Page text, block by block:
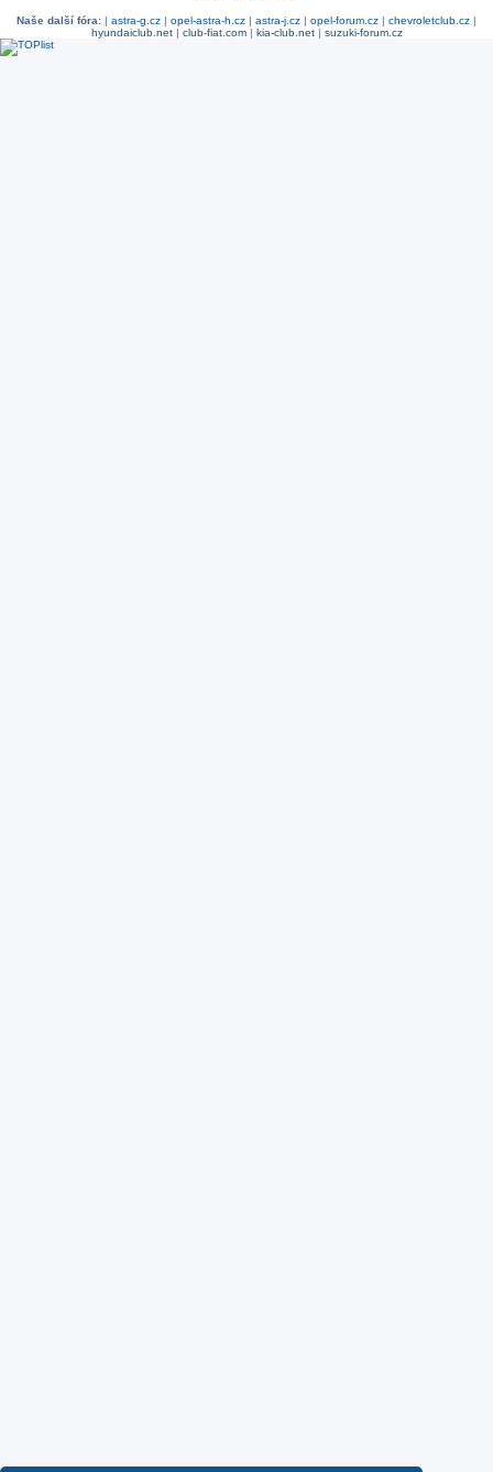
Naše další fóra: | astra-g.cz | opel-astra-h.cz | astra-j.cz | opel-forum.cz | chevroletclub.cz |
hyundaiclub.net| club-fiat.com| kia-club.net| suzuki-forum.cz